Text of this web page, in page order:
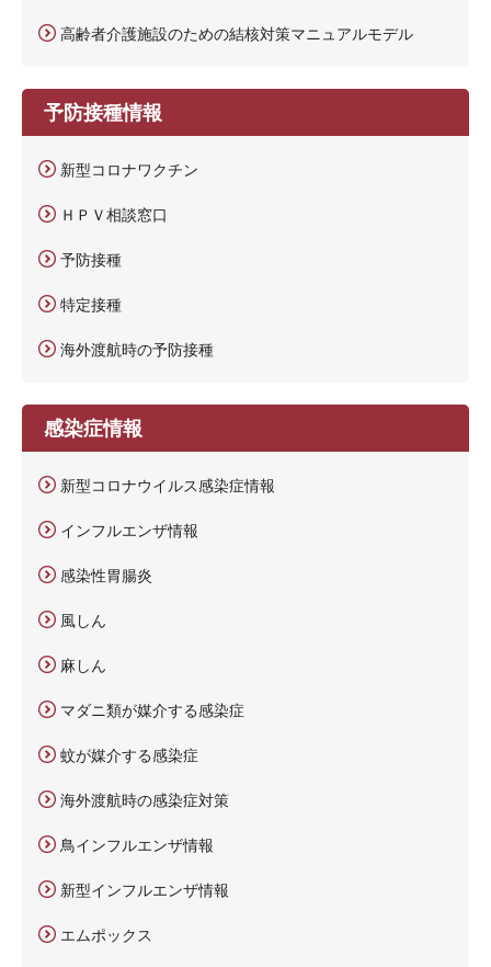
高齢者介護施設のための結核対策マニュアルモデル
予防接種情報
新型コロナワクチン
ＨＰＶ相談窓口
予防接種
特定接種
海外渡航時の予防接種
感染症情報
新型コロナウイルス感染症情報
インフルエンザ情報
感染性胃腸炎
風しん
麻しん
マダニ類が媒介する感染症
蚊が媒介する感染症
海外渡航時の感染症対策
鳥インフルエンザ情報
新型インフルエンザ情報
エムポックス